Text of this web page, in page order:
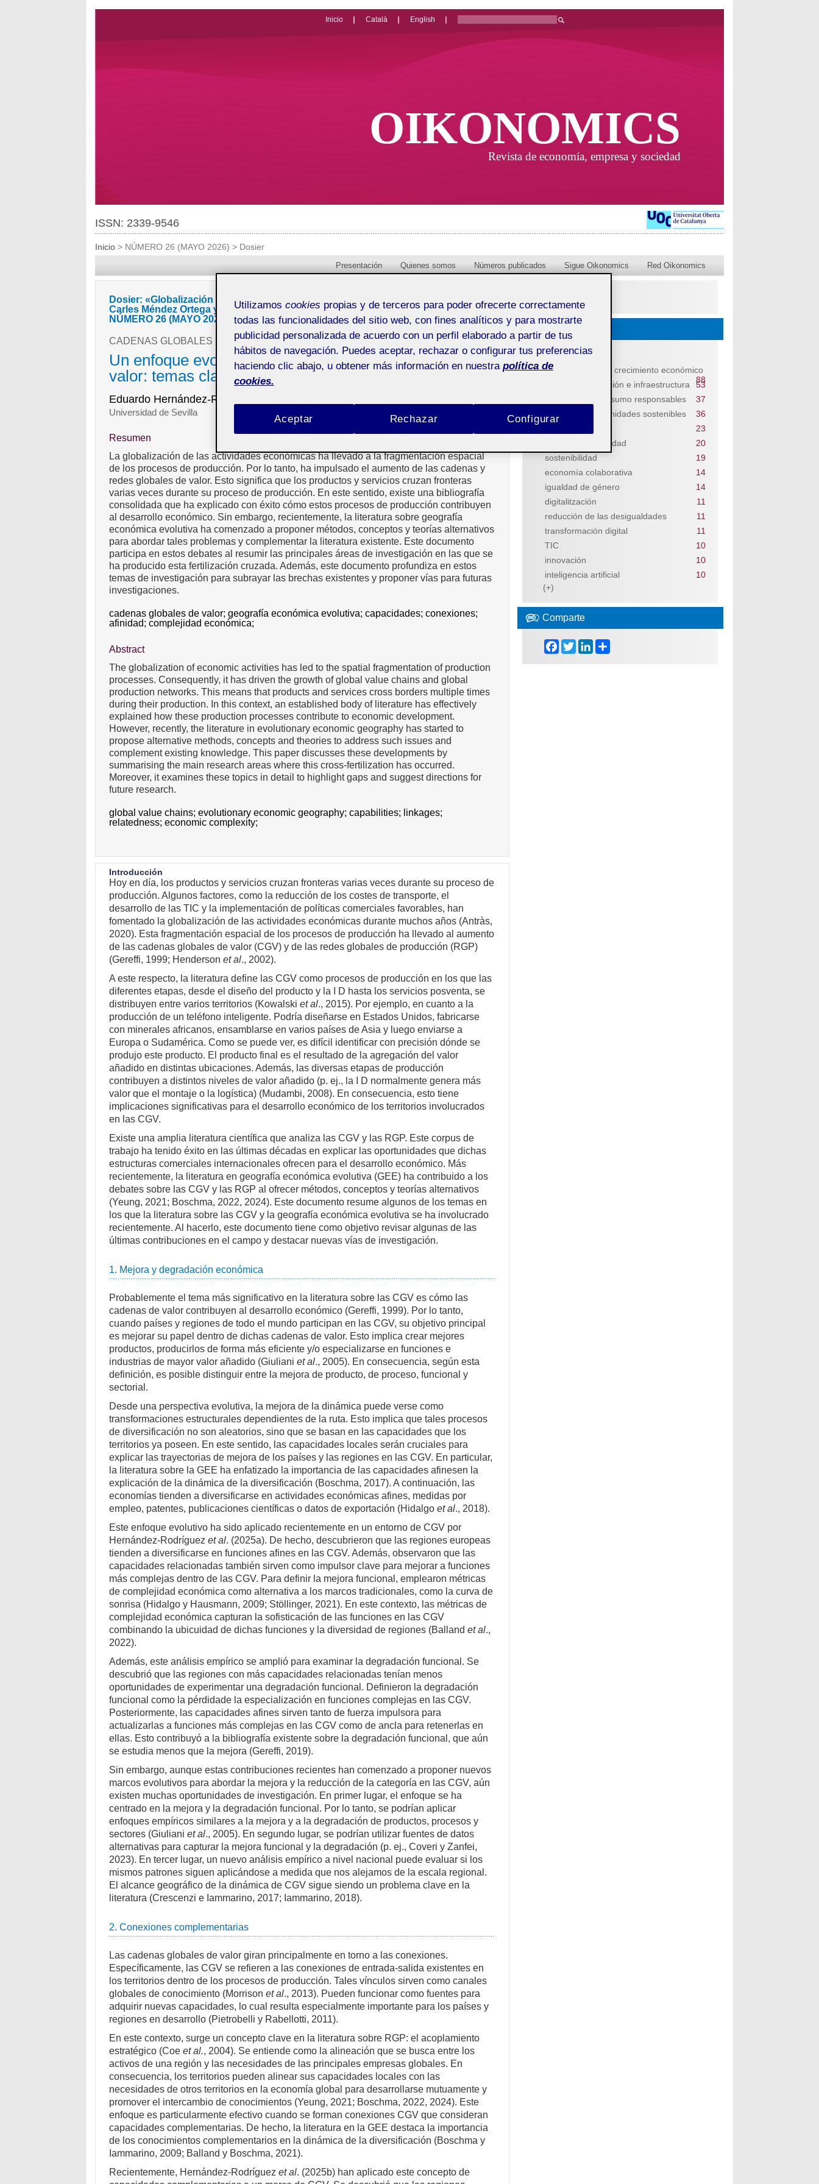
Inicio Català English
OIKONOMICS
Revista de economía, empresa y sociedad
ISSN: 2339-9546
Inicio> NÚMERO 26 (MAYO 2026) > Dosier
Presentación Quienes somos Números publicados Sigue Oikonomics Red Oikonomics
Dosier: «Globalización económica: reconfiguración y retos» coordinado por
Carles Méndez Ortega y Albert Puig Gómez
NÚMERO 26 (MAYO 2026)
CADENAS GLOBALES DE VALOR COMO SISTEMAS COMPLEJOS
Un enfoque evolutivo para las cadenas globales de
valor: temas clave de investigación
Eduardo Hernández-Rodríguez
Universidad de Sevilla
Resumen
La globalización de las actividades económicas ha llevado a la fragmentación espacial
de los procesos de producción. Por lo tanto, ha impulsado el aumento de las cadenas y
redes globales de valor. Esto significa que los productos y servicios cruzan fronteras
varias veces durante su proceso de producción. En este sentido, existe una bibliografía
consolidada que ha explicado con éxito cómo estos procesos de producción contribuyen
al desarrollo económico. Sin embargo, recientemente, la literatura sobre geografía
económica evolutiva ha comenzado a proponer métodos, conceptos y teorías alternativos
para abordar tales problemas y complementar la literatura existente. Este documento
participa en estos debates al resumir las principales áreas de investigación en las que se
ha producido esta fertilización cruzada. Además, este documento profundiza en estos
temas de investigación para subrayar las brechas existentes y proponer vías para futuras
investigaciones.
cadenas globales de valor;geografía económica evolutiva;capacidades;conexiones;
afinidad;complejidad económica;
Abstract
The globalization of economic activities has led to the spatial fragmentation of production
processes. Consequently, it has driven the growth of global value chains and global
production networks. This means that products and services cross borders multiple times
during their production. In this context, an established body of literature has effectively
explained how these production processes contribute to economic development.
However, recently, the literature in evolutionary economic geography has started to
propose alternative methods, concepts and theories to address such issues and
complement existing knowledge. This paper discusses these developments by
summarising the main research areas where this cross-fertilization has occurred.
Moreover, it examines these topics in detail to highlight gaps and suggest directions for
future research.
global value chains;evolutionary economic geography;capabilities; linkages;
relatedness;economic complexity;
Introducción
Hoy en día, los productos y servicios cruzan fronteras varias veces durante su proceso de
producción. Algunos factores, como la reducción de los costes de transporte, el
desarrollo de las TIC y la implementación de políticas comerciales favorables, han
fomentado la globalización de las actividades económicas durante muchos años (Antràs,
2020). Esta fragmentación espacial de los procesos de producción ha llevado al aumento
de las cadenas globales de valor (CGV) y de las redes globales de producción (RGP)
(Gereffi, 1999; Hendersonet al., 2002).
A este respecto, la literatura define las CGV como procesos de producción en los que las
diferentes etapas, desde el diseño del producto y la I D hasta los servicios posventa, se
distribuyen entre varios territorios (Kowalskiet al., 2015). Por ejemplo, en cuanto a la
producción de un teléfono inteligente. Podría diseñarse en Estados Unidos, fabricarse
con minerales africanos, ensamblarse en varios países de Asia y luego enviarse a
Europa o Sudamérica. Como se puede ver, es difícil identificar con precisión dónde se
produjo este producto. El producto final es el resultado de la agregación del valor
añadido en distintas ubicaciones. Además, las diversas etapas de producción
contribuyen a distintos niveles de valor añadido (p. ej., la I D normalmente genera más
valor que el montaje o la logística) (Mudambi, 2008). En consecuencia, esto tiene
implicaciones significativas para el desarrollo económico de los territorios involucrados
en las CGV.
Existe una amplia literatura científica que analiza las CGV y las RGP. Este corpus de
trabajo ha tenido éxito en las últimas décadas en explicar las oportunidades que dichas
estructuras comerciales internacionales ofrecen para el desarrollo económico. Más
recientemente, la literatura en geografía económica evolutiva (GEE) ha contribuido a los
debates sobre las CGV y las RGP al ofrecer métodos, conceptos y teorías alternativos
(Yeung, 2021; Boschma, 2022, 2024). Este documento resume algunos de los temas en
los que la literatura sobre las CGV y la geografía económica evolutiva se ha involucrado
recientemente. Al hacerlo, este documento tiene como objetivo revisar algunas de las
últimas contribuciones en el campo y destacar nuevas vías de investigación.
1. Mejora y degradación económica
Probablemente el tema más significativo en la literatura sobre las CGV es cómo las
cadenas de valor contribuyen al desarrollo económico (Gereffi, 1999). Por lo tanto,
cuando países y regiones de todo el mundo participan en las CGV, su objetivo principal
es mejorar su papel dentro de dichas cadenas de valor. Esto implica crear mejores
productos, producirlos de forma más eficiente y/o especializarse en funciones e
industrias de mayor valor añadido (Giulianiet al., 2005). En consecuencia, según esta
definición, es posible distinguir entre la mejora de producto, de proceso, funcional y
sectorial.
Desde una perspectiva evolutiva, la mejora de la dinámica puede verse como
transformaciones estructurales dependientes de la ruta. Esto implica que tales procesos
de diversificación no son aleatorios, sino que se basan en las capacidades que los
territorios ya poseen. En este sentido, las capacidades locales serán cruciales para
explicar las trayectorias de mejora de los países y las regiones en las CGV. En particular,
la literatura sobre la GEE ha enfatizado la importancia de las capacidades afinesen la
explicación de la dinámica de la diversificación (Boschma, 2017). A continuación, las
economías tienden a diversificarse en actividades económicas afines, medidas por
empleo, patentes, publicaciones científicas o datos de exportación (Hidalgoet al., 2018).
Este enfoque evolutivo ha sido aplicado recientemente en un entorno de CGV por
Hernández-Rodríguezet al. (2025a). De hecho, descubrieron que las regiones europeas
tienden a diversificarse en funciones afines en las CGV. Además, observaron que las
capacidades relacionadas también sirven como impulsor clave para mejorar a funciones
más complejas dentro de las CGV. Para definir la mejora funcional, emplearon métricas
de complejidad económica como alternativa a los marcos tradicionales, como la curva de
sonrisa (Hidalgo y Hausmann, 2009; Stöllinger, 2021). En este contexto, las métricas de
complejidad económica capturan la sofisticación de las funciones en las CGV
combinando la ubicuidad de dichas funciones y la diversidad de regiones (Ballandet al.,
2022).
Además, este análisis empírico se amplió para examinar la degradación funcional. Se
descubrió que las regiones con más capacidades relacionadas tenían menos
oportunidades de experimentar una degradación funcional. Definieron la degradación
funcional como la pérdidade la especialización en funciones complejas en las CGV.
Posteriormente, las capacidades afines sirven tanto de fuerza impulsora para
actualizarlas a funciones más complejas en las CGV como de ancla para retenerlas en
ellas. Esto contribuyó a la bibliografía existente sobre la degradación funcional, que aún
se estudia menos que la mejora (Gereffi, 2019).
Sin embargo, aunque estas contribuciones recientes han comenzado a proponer nuevos
marcos evolutivos para abordar la mejora y la reducción de la categoría en las CGV, aún
existen muchas oportunidades de investigación. En primer lugar, el enfoque se ha
centrado en la mejora y la degradación funcional. Por lo tanto, se podrían aplicar
enfoques empíricos similares a la mejora y a la degradación de productos, procesos y
sectores (Giulianiet al., 2005). En segundo lugar, se podrían utilizar fuentes de datos
alternativas para capturar la mejora funcional y la degradación (p. ej., Coveri y Zanfei,
2023). En tercer lugar, un nuevo análisis empírico a nivel nacional puede evaluar si los
mismos patrones siguen aplicándose a medida que nos alejamos de la escala regional.
El alcance geográfico de la dinámica de CGV sigue siendo un problema clave en la
literatura (Crescenzi e Iammarino, 2017; Iammarino, 2018).
2. Conexiones complementarias
Las cadenas globales de valor giran principalmente en torno a las conexiones.
Específicamente, las CGV se refieren a las conexiones de entrada-salida existentes en
los territorios dentro de los procesos de producción. Tales vínculos sirven como canales
globales de conocimiento (Morrisonet al., 2013). Pueden funcionar como fuentes para
adquirir nuevas capacidades, lo cual resulta especialmente importante para los países y
regiones en desarrollo (Pietrobelli y Rabellotti, 2011).
En este contexto, surge un concepto clave en la literatura sobre RGP: el acoplamiento
estratégico (Coeet al., 2004). Se entiende como la alineación que se busca entre los
activos de una región y las necesidades de las principales empresas globales. En
consecuencia, los territorios pueden alinear sus capacidades locales con las
necesidades de otros territorios en la economía global para desarrollarse mutuamente y
promover el intercambio de conocimientos (Yeung, 2021; Boschma, 2022, 2024). Este
enfoque es particularmente efectivo cuando se forman conexiones CGV que consideran
capacidades complementarias. De hecho, la literatura en la GEE destaca la importancia
de los conocimientos complementarios en la dinámica de la diversificación (Boschma y
Iammarino, 2009; Balland y Boschma, 2021).
Recientemente, Hernández-Rodríguezet al. (2025b) han aplicado este concepto de
Temas
trabajo decente y crecimiento económico
88
industria, innovación e infraestructura
53
producción y consumo responsables
37
ciudades y comunidades sostenibles
36
23
educación de calidad
20
sostenibilidad
19
economía colaborativa
14
igualdad de género
14
digitalitzación
11
reducción de las desigualdades
11
transformación digital
11
TIC
10
innovación
10
inteligencia artificial
10
(+)
Comparte
Facebook
TwitterLinkedIn
Utilizamos cookies propias y de terceros para poder ofrecerte correctamente
todas las funcionalidades del sitio web, con fines analíticos y para mostrarte
publicidad personalizada de acuerdo con un perfil elaborado a partir de tus
hábitos de navegación. Puedes aceptar, rechazar o configurar tus preferencias
haciendo clic abajo, u obtener más información en nuestra política de
cookies.
Rechazar
Aceptar Configurar